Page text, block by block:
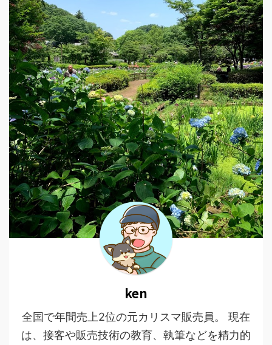
ken
全国で年間売上2位の元カリスマ販売員。 現在
は、接客や販売技術の教育、執筆などを精力的